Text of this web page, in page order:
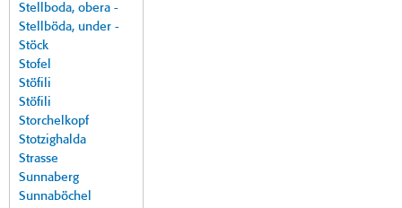
Stellboda, obera -
Stellböda, under -
Stöck
Stofel
Stöfili
Stöfili
Storchelkopf
Stotzighalda
Strasse
Sunnaberg
Sunnaböchel